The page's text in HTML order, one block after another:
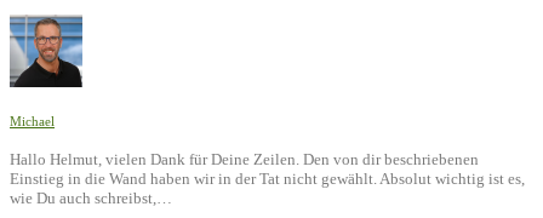
Michael
Hallo Helmut, vielen Dank für Deine Zeilen. Den von dir beschriebenen
Einstieg in die Wand haben wir in der Tat nicht gewählt. Absolut wichtig ist es,
wie Du auch schreibst,…